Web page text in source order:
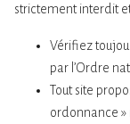
strictement interdit
Vérifiez
par l’Ordre
Tout site
ordonnance »